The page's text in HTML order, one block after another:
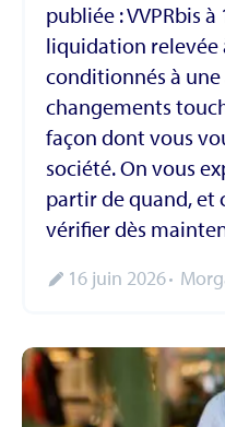
publiée : VVPRbis
liquidation relevée
conditionnés à
changements
façon dont vous
société. On vous
partir de quand, et
vérifier dès
16 juin 2026